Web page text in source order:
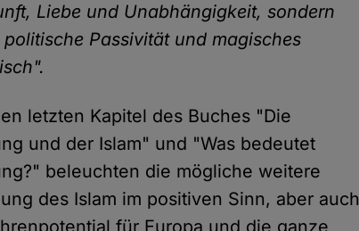
Liebe und Unabhängigkeit, sondern
Passivität und magisches
letzten Kapitel des Buches "Die
und der Islam" und "Was bedeutet
beleuchten die mögliche weitere
des Islam im positiven Sinn, aber auch